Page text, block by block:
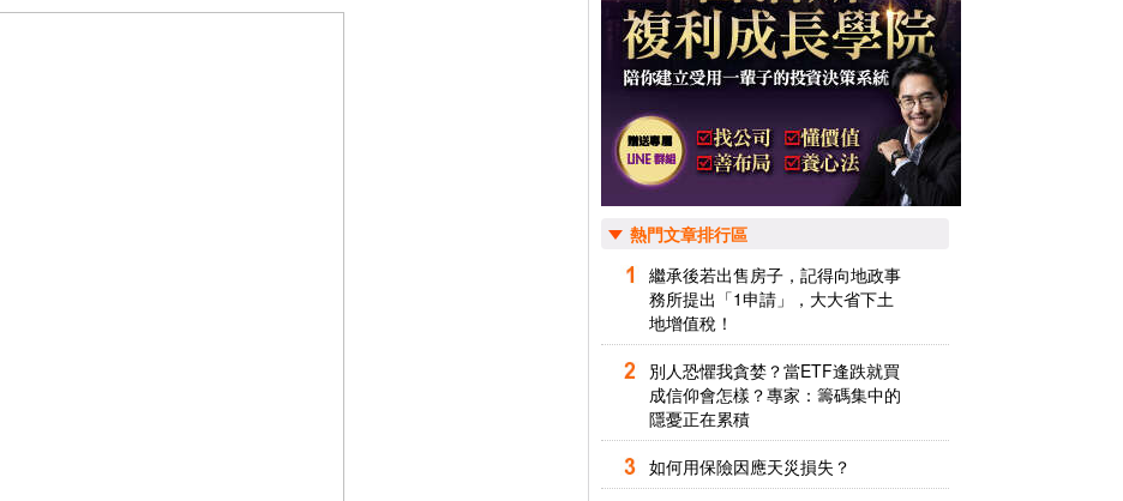
熱門文章排行區
繼承後若出售房子，記得向地政事
務所提出「1申請」，大大省下土
地增值稅！
別人恐懼我貪婪？當ETF逢跌就買
成信仰會怎樣？專家：籌碼集中的
隱憂正在累積
如何用保險因應天災損失？